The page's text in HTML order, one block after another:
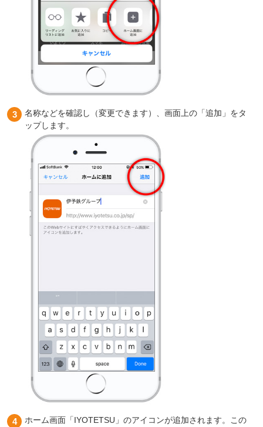
名称などを確認し（変更できます）、画面上の「追加」をタ
ップします。
ホーム画面「IYOTETSU」のアイコンが追加されます。この